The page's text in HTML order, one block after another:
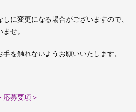
に変更になる場合がございますので、
せ。
を触れないようお願いいたします。
応募要項＞